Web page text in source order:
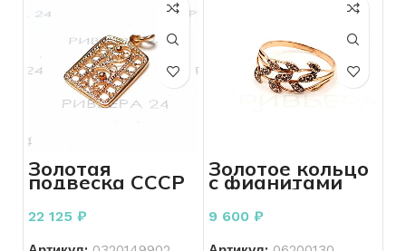
Золотая
подвеска СССР
583 пробы 2.95
грамм
22 125 ₽
Золотое кольцо
с фианитами
585 пробы 1.28
грамм р.18
9 600 ₽